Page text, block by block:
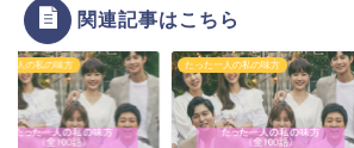
関連記事はこちら
一人の私の味方 たった一人の私の味方